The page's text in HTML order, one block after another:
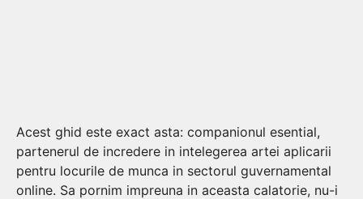
Acest ghid este exact asta: companionul esential,
partenerul de incredere in intelegerea artei aplicarii
pentru locurile de munca in sectorul guvernamental
online. Sa pornim impreuna in aceasta calatorie, nu-i